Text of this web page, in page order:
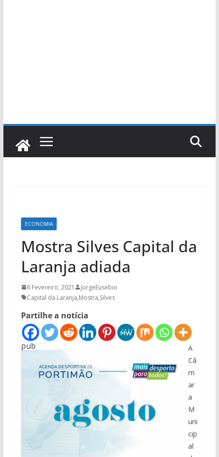
ECONOMIA
Mostra Silves Capital da
Laranja adiada
6 Fevereiro, 2021
JorgeEusebio
Capital da Laranja,Mostra,Silves
Partilhe a notícia
pub
A
Câ
m
ar
a
M
uni
cip
al